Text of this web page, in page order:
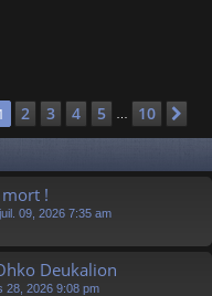
e
1sur 10
2 3 4 5 10
!
09, 2026 7:35 am
Deukalion
28, 2026 9:08 pm